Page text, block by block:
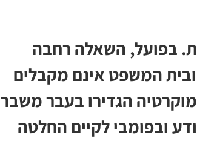
בפועל, השאלה רחבה
המשפט אינם מקבלים
הגדירו בעבר משבר
ובפומבי לקיים החלטה